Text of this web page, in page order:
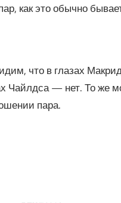
как это обычно
что в глазах
Чайлдса — нет. То же
пара.